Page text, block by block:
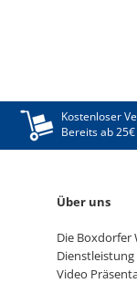
Kostenloser
Bereits ab
Über uns
Die Boxdorfer
Dienstleistung
Video